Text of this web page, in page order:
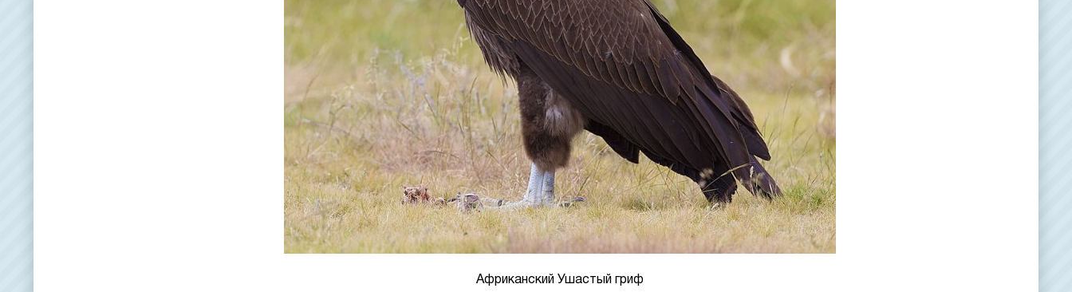
Африканский Ушастый гриф